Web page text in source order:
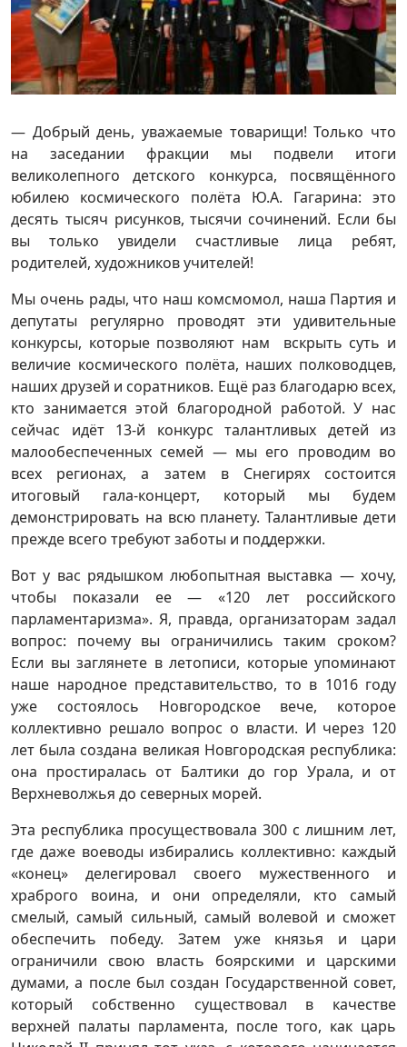
— Добрый день, уважаемые товарищи! Только что
на заседании фракции мы подвели итоги
великолепного детского конкурса, посвящённого
юбилею космического полёта Ю.А. Гагарина: это
десять тысяч рисунков, тысячи сочинений. Если бы
вы только увидели счастливые лица ребят,
родителей, художников учителей!
Мы очень рады, что наш комсмомол, наша Партия и
депутаты регулярно проводят эти удивительные
конкурсы, которые позволяют нам вскрыть суть и
величие космического полёта, наших полководцев,
наших друзей и соратников. Ещё раз благодарю всех,
кто занимается этой благородной работой. У нас
сейчас идёт 13-й конкурс талантливых детей из
малообеспеченных семей — мы его проводим во
всех регионах, а затем в Снегирях состоится
итоговый гала-концерт, который мы будем
демонстрировать на всю планету. Талантливые дети
прежде всего требуют заботы и поддержки.
Вот у вас рядышком любопытная выставка — хочу,
чтобы показали ее — «120 лет российского
парламентаризма». Я, правда, организаторам задал
вопрос: почему вы ограничились таким сроком?
Если вы заглянете в летописи, которые упоминают
наше народное представительство, то в 1016 году
уже состоялось Новгородское вече, которое
коллективно решало вопрос о власти. И через 120
лет была создана великая Новгородская республика:
она простиралась от Балтики до гор Урала, и от
Верхневолжья до северных морей.
Эта республика просуществовала 300 с лишним лет,
где даже воеводы избирались коллективно: каждый
«конец» делегировал своего мужественного и
храброго воина, и они определяли, кто самый
смелый, самый сильный, самый волевой и сможет
обеспечить победу. Затем уже князья и цари
ограничили свою власть боярскими и царскими
думами, а после был создан Государственной совет,
который собственно существовал в качестве
верхней палаты парламента, после того, как царь